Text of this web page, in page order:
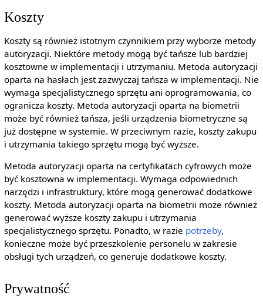
Koszty
Koszty są również istotnym czynnikiem przy wyborze metody
autoryzacji. Niektóre metody mogą być tańsze lub bardziej
kosztowne w implementacji i utrzymaniu. Metoda autoryzacji
oparta na hasłach jest zazwyczaj tańsza w implementacji. Nie
wymaga specjalistycznego sprzętu ani oprogramowania, co
ogranicza koszty. Metoda autoryzacji oparta na biometrii
może być również tańsza, jeśli urządzenia biometryczne są
już dostępne w systemie. W przeciwnym razie, koszty zakupu
i utrzymania takiego sprzętu mogą być wyższe.
Metoda autoryzacji oparta na certyfikatach cyfrowych może
być kosztowna w implementacji. Wymaga odpowiednich
narzędzi i infrastruktury, które mogą generować dodatkowe
koszty. Metoda autoryzacji oparta na biometrii może również
generować wyższe koszty zakupu i utrzymania
specjalistycznego sprzętu. Ponadto, w razie potrzeby,
konieczne może być przeszkolenie personelu w zakresie
obsługi tych urządzeń, co generuje dodatkowe koszty.
Prywatność